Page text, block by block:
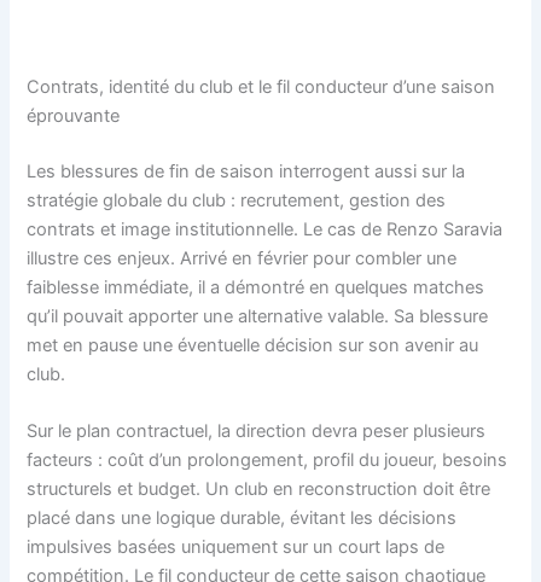
Contrats, identité du club et le fil conducteur d’une saison
éprouvante
Les blessures de fin de saison interrogent aussi sur la
stratégie globale du club : recrutement, gestion des
contrats et image institutionnelle. Le cas de Renzo Saravia
illustre ces enjeux. Arrivé en février pour combler une
faiblesse immédiate, il a démontré en quelques matches
qu’il pouvait apporter une alternative valable. Sa blessure
met en pause une éventuelle décision sur son avenir au
club.
Sur le plan contractuel, la direction devra peser plusieurs
facteurs : coût d’un prolongement, profil du joueur, besoins
structurels et budget. Un club en reconstruction doit être
placé dans une logique durable, évitant les décisions
impulsives basées uniquement sur un court laps de
compétition. Le fil conducteur de cette saison chaotique